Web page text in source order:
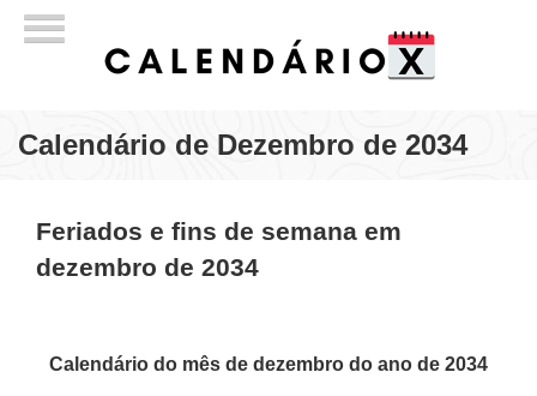
Calendário de Dezembro de 2034
Feriados e fins de semana em
dezembro de 2034
Calendário do mês de dezembro do ano de 2034